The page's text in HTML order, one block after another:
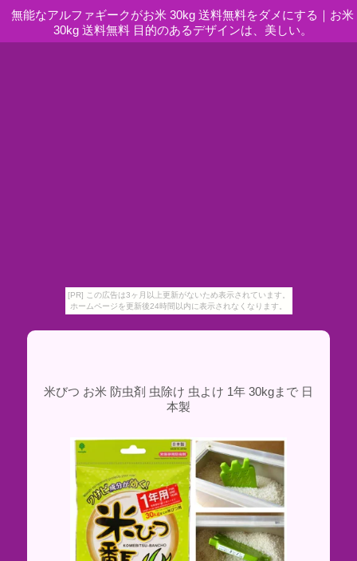
[PR] この広告は3ヶ月以上更新がないため表示されています。
ホームページを更新後24時間以内に表示されなくなります。
無能なアルファギークがお米 30kg 送料無料をダメにする ｜ お米
30kg 送料無料 目的のあるデザインは、美しい。
米びつ お米 防虫剤 虫除け 虫よけ 1年 30kgまで 日
本製